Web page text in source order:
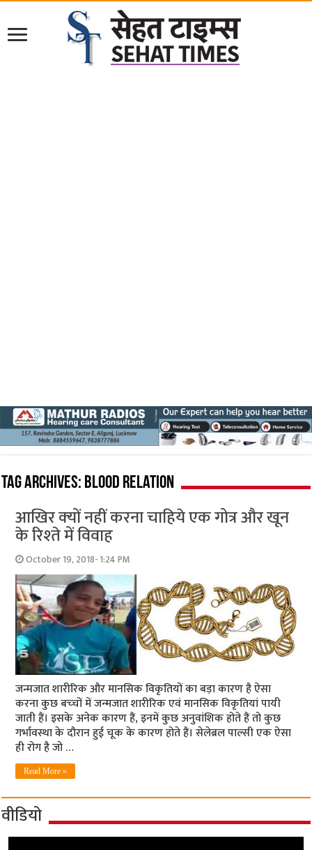
Tag Archives: blood relation
आखिर क्‍यों नहीं करना चाहिये एक गोत्र और खून
के रिश्‍ते में विवाह
October 19, 2018- 1:24 PM
जन्मजात शारीरिक और मानसिक विकृतियों का बड़ा कारण है ऐसा
करना कुछ बच्‍चों में जन्‍मजात शारीरिक एवं मानसिक विकृतियां पायी
जाती हैं। इसके अनेक कारण हैं, इनमें कुछ अनुवांशिक होते हैं तो कुछ
गर्भावस्‍था के दौरान हुई चूक के कारण होते हैं। सेलेब्रल पाल्‍सी एक ऐसा
ही रोग है जो …
Read More »
वीडियो